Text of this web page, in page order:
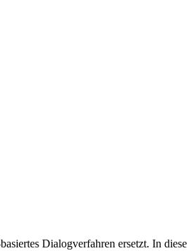
Dialogverfahren ersetzt. In